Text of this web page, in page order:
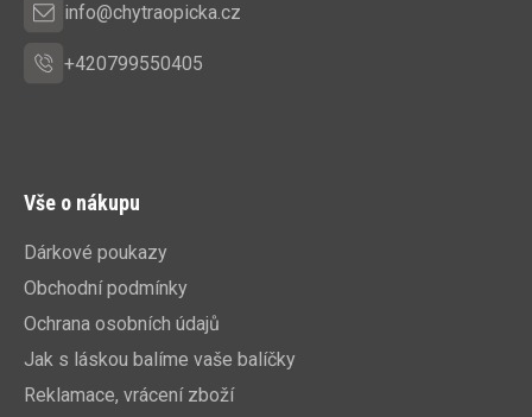
info@chytraopicka.cz
+420799550405
Vše o nákupu
Dárkové poukazy
Obchodní podmínky
Ochrana osobních údajů
Jak s láskou balíme vaše balíčky
Reklamace, vrácení zboží